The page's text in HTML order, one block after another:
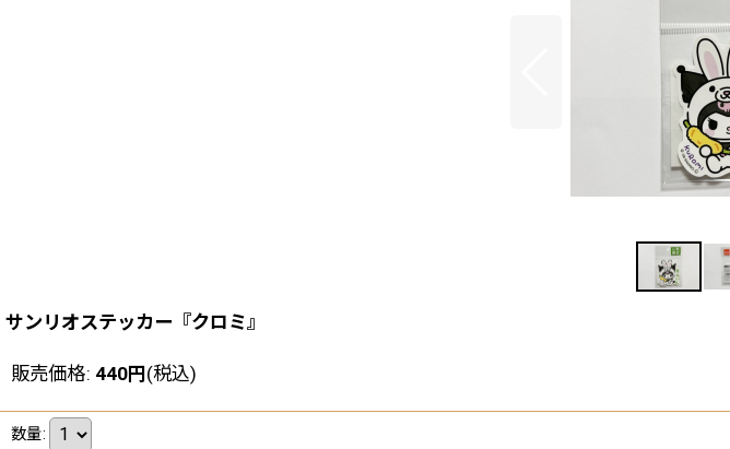
サンリオステッカー『クロミ』
販売価格: 440円(税込)
数量: